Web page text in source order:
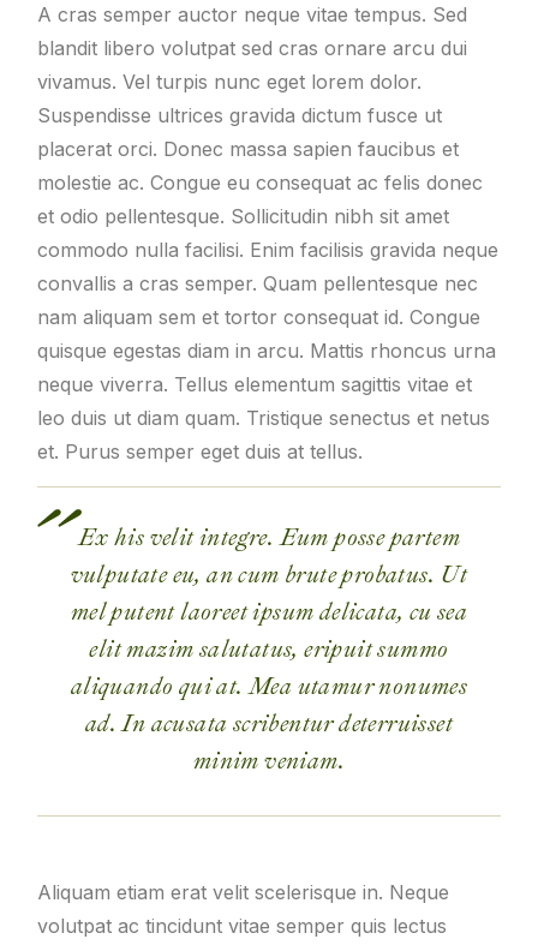
A cras semper auctor neque vitae tempus. Sed
blandit libero volutpat sed cras ornare arcu dui
vivamus. Vel turpis nunc eget lorem dolor.
Suspendisse ultrices gravida dictum fusce ut
placerat orci. Donec massa sapien faucibus et
molestie ac. Congue eu consequat ac felis donec
et odio pellentesque. Sollicitudin nibh sit amet
commodo nulla facilisi. Enim facilisis gravida neque
convallis a cras semper. Quam pellentesque nec
nam aliquam sem et tortor consequat id. Congue
quisque egestas diam in arcu. Mattis rhoncus urna
neque viverra. Tellus elementum sagittis vitae et
leo duis ut diam quam. Tristique senectus et netus
et. Purus semper eget duis at tellus.
Ex his velit integre. Eum posse partem
vulputate eu, an cum brute probatus. Ut
mel putent laoreet ipsum delicata, cu sea
elit mazim salutatus, eripuit summo
aliquando qui at. Mea utamur nonumes
ad. In acusata scribentur deterruisset
minim veniam.
Aliquam etiam erat velit scelerisque in. Neque
volutpat ac tincidunt vitae semper quis lectus